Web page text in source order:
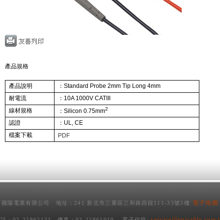
產品規格
產品說明
：Standard Probe 2mm Tip Long 4mm
耐電流
： 10A 1000V CATIII
線材規格
：Silicon 0.75mm2
認證
：UL, CE
檔案下載
PDF
國陽電業有限公司 地址：241 新北市三重區三和路四段111-33號5樓 電子地圖